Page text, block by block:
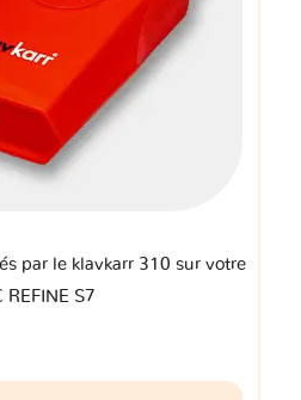
par le klavkarr 310 sur votre
REFINE S7